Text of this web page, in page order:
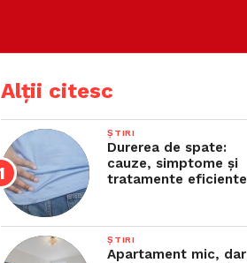
Alții citesc
ȘTIRI
Durerea de spate:
cauze, simptome și
tratamente eficiente
ȘTIRI
Apartament mic, dar